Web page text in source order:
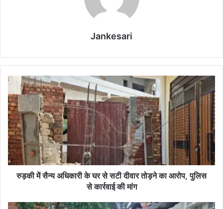
Jankesari
रु
की
में
सै
न्य
अ
धि
का
र
रुड़की में सैन्य अधिकारी के घर से सटी दीवार तोड़ने का आरोप, पुलिस
से कार्रवाई की मांग
स्कू